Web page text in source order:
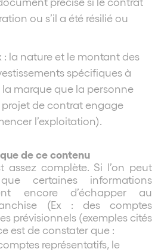
ou s’il a été résilié ou
: la nature et le montant des
spécifiques à
la marque que la personne
de contrat engage
l’exploitation).
de ce contenu
complète. Si l’on peut
certaines informations
encore d’échapper au
(Ex : des comptes
prévisionnels (exemples cités
est de constater que :
représentatifs, le